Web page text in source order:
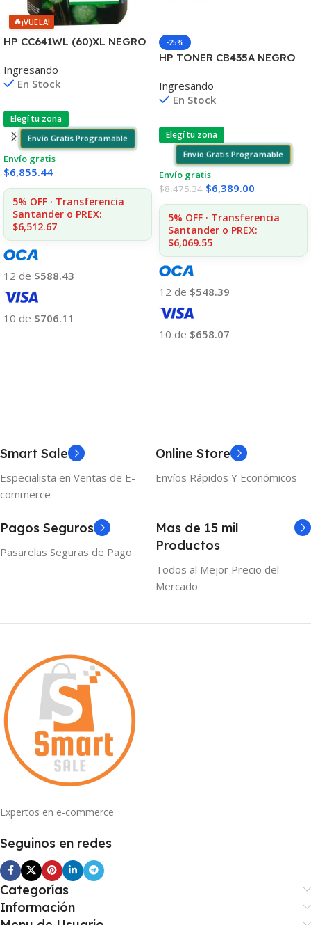
🔥¡VUELA!
HP CC641WL (60)XL NEGRO
F4580/F4280/F4480/D110
Ingresando
En Stock
Elegí tu zona
Envío Gratis Programable
Envío gratis
$6,855.44
5% OFF · Transferencia
Santander o PREX:
$6,512.67
12 de $588.43
10 de $706.11
-25%
HP TONER CB435A NEGRO
COPIAS
Ingresando
En Stock
Elegí tu zona
Envío Gratis Programable
Envío gratis
$8,475.34 $6,389.00
5% OFF · Transferencia
Santander o PREX:
$6,069.55
12 de $548.39
10 de $658.07
Smart Sale
Especialista en Ventas de E-
commerce
Online Store
Envíos Rápidos Y Económicos
Pagos Seguros
Pasarelas Seguras de Pago
Mas de 15 mil
Productos
Todos al Mejor Precio del
Mercado
Expertos en e-commerce
Seguinos en redes
Categorías
Información